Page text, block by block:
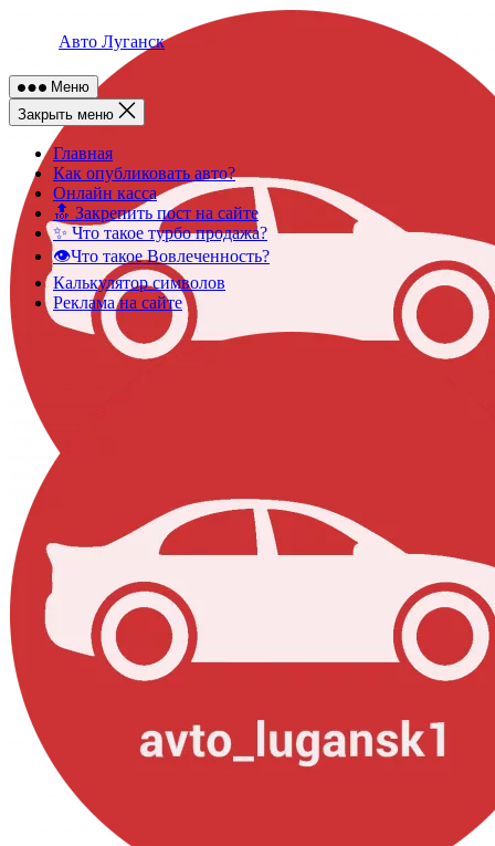
Авто Луганск
Меню
Закрыть меню
Главная
Как опубликовать авто?
Онлайн касса
🔝 Закрепить пост на сайте
✨ Что такое турбо продажа?
👁️Что такое Вовлеченность?
Калькулятор символов
Реклама на сайте